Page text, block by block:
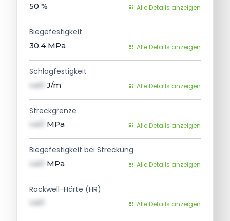
50 % Alle Details anzeigen
Biegefestigkeit
30.4 MPa Alle Details anzeigen
Schlagfestigkeit
val1 J/m Alle Details anzeigen
Streckgrenze
val1 MPa Alle Details anzeigen
Biegefestigkeit bei Streckung
val1 MPa Alle Details anzeigen
Rockwell-Härte (HR)
val1 Alle Details anzeigen